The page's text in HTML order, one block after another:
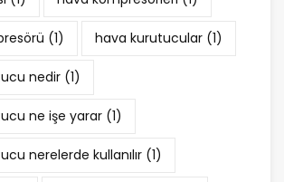
(1) hava kurutucular (1)
nedir (1)
ne işe yarar (1)
nerelerde kullanılır (1)